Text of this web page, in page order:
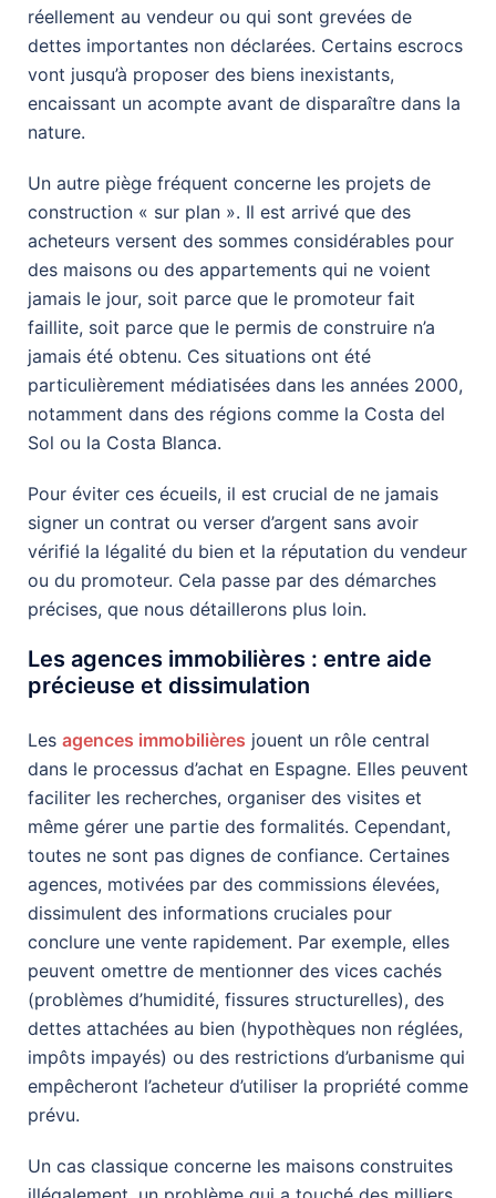
réellement au vendeur ou qui sont grevées de
dettes importantes non déclarées. Certains escrocs
vont jusqu’à proposer des biens inexistants,
encaissant un acompte avant de disparaître dans la
nature.
Un autre piège fréquent concerne les projets de
construction « sur plan ». Il est arrivé que des
acheteurs versent des sommes considérables pour
des maisons ou des appartements qui ne voient
jamais le jour, soit parce que le promoteur fait
faillite, soit parce que le permis de construire n’a
jamais été obtenu. Ces situations ont été
particulièrement médiatisées dans les années 2000,
notamment dans des régions comme la Costa del
Sol ou la Costa Blanca.
Pour éviter ces écueils, il est crucial de ne jamais
signer un contrat ou verser d’argent sans avoir
vérifié la légalité du bien et la réputation du vendeur
ou du promoteur. Cela passe par des démarches
précises, que nous détaillerons plus loin.
Les agences immobilières : entre aide
précieuse et dissimulation
Les agences immobilières jouent un rôle central
dans le processus d’achat en Espagne. Elles peuvent
faciliter les recherches, organiser des visites et
même gérer une partie des formalités. Cependant,
toutes ne sont pas dignes de confiance. Certaines
agences, motivées par des commissions élevées,
dissimulent des informations cruciales pour
conclure une vente rapidement. Par exemple, elles
peuvent omettre de mentionner des vices cachés
(problèmes d’humidité, fissures structurelles), des
dettes attachées au bien (hypothèques non réglées,
impôts impayés) ou des restrictions d’urbanisme qui
empêcheront l’acheteur d’utiliser la propriété comme
prévu.
Un cas classique concerne les maisons construites